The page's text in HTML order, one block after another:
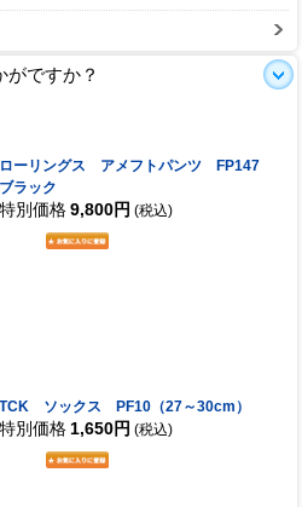
がですか？
ローリングス アメフトパンツ FP147
ブラック
特別価格 9,800円 (税込)
TCK ソックス PF10（27～30cm）
特別価格 1,650円 (税込)